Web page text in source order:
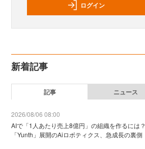
ログイン
新着記事
記事 ニュース
2026/08/06 08:00
AIで「1人あたり売上8億円」の組織を作るには？
「Yunth」展開のAiロボティクス、急成長の裏側